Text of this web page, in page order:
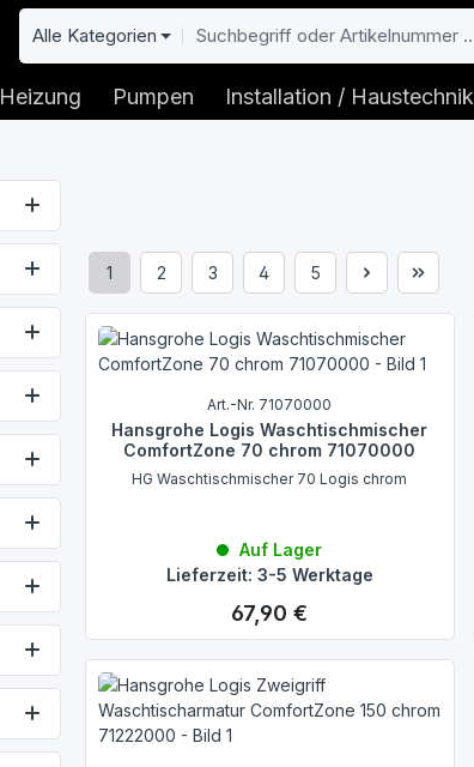
Alle Kategorien
Heizung Pumpen Installation / Haustechnik
Seite
1
Seite
2
Seite
3
Seite
4
Seite
5
Art.-Nr. 71070000
Hansgrohe Logis Waschtischmischer
ComfortZone 70 chrom 71070000
HG Waschtischmischer 70 Logis chrom
Auf Lager
Lieferzeit: 3-5 Werktage
Regulärer Preis:
67,90 €